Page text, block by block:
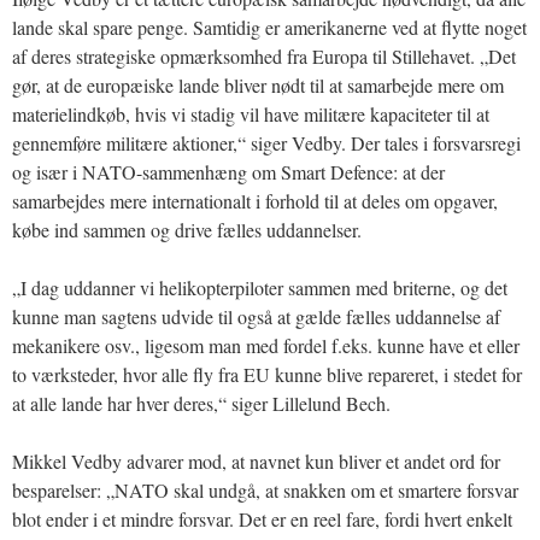
lande skal spare penge. Samtidig er amerikanerne ved at flytte noget
af deres strategiske opmærksomhed fra Europa til Stillehavet. „Det
gør, at de europæiske lande bliver nødt til at samarbejde mere om
materielindkøb, hvis vi stadig vil have militære kapaciteter til at
gennemføre militære aktioner,“ siger Vedby. Der tales i forsvarsregi
og især i NATO-sammenhæng om Smart Defence: at der
samarbejdes mere internationalt i forhold til at deles om opgaver,
købe ind sammen og drive fælles uddannelser.
„I dag uddanner vi helikopterpiloter sammen med briterne, og det
kunne man sagtens udvide til også at gælde fælles uddannelse af
mekanikere osv., ligesom man med fordel f.eks. kunne have et eller
to værksteder, hvor alle fly fra EU kunne blive repareret, i stedet for
at alle lande har hver deres,“ siger Lillelund Bech.
Mikkel Vedby advarer mod, at navnet kun bliver et andet ord for
besparelser: „NATO skal undgå, at snakken om et smartere forsvar
blot ender i et mindre forsvar. Det er en reel fare, fordi hvert enkelt